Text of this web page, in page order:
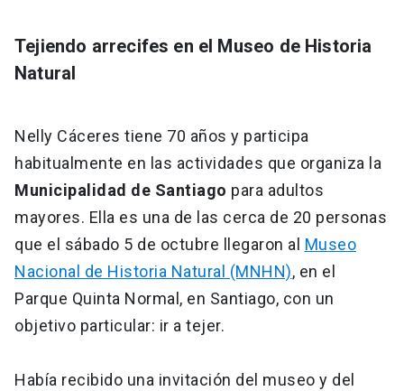
Tejiendo arrecifes en el Museo de Historia
Natural
Nelly Cáceres tiene 70 años y participa
habitualmente en las actividades que organiza la
Municipalidad de Santiago para adultos
mayores. Ella es una de las cerca de 20 personas
que el sábado 5 de octubre llegaron al Museo
Nacional de Historia Natural (MNHN), en el
Parque Quinta Normal, en Santiago, con un
objetivo particular: ir a tejer.
Había recibido una invitación del museo y del